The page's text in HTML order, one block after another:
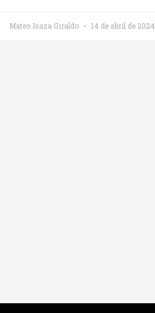
Mateo Isaza Giraldo 14 de abril de 2024